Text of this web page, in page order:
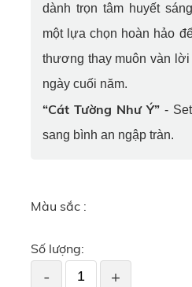
dành trọn tâm huyết
một lựa chọn hoàn hảo
thương thay muôn vàn
ngày cuối năm.
“Cát Tường Như Ý” -
sang bình an ngập tràn.
Màu sắc :
Số lượng:
- +